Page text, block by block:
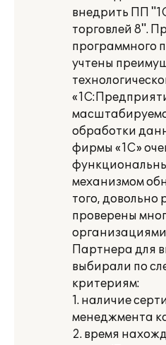
внедрить ПП
торговлей 8".
программного
учтены
обработки
фирмы «1С»
механизмом
того,
проверены
Партнера для
выбирали по
критериям:
1. наличие
менеджмента
2. время